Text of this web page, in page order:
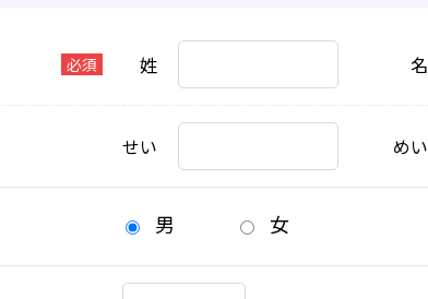
必須 姓 名
せい めい
男 女